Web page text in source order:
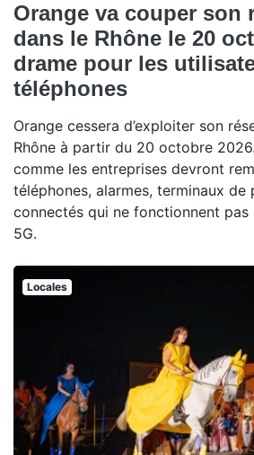
Orange va couper son
dans le Rhône le 20
drame pour les
téléphones
Orange cessera d’exploiter son
Rhône à partir du 20 octobre
comme les entreprises devront
téléphones, alarmes, terminaux
connectés qui ne fonctionnent pas
5G.
Locales